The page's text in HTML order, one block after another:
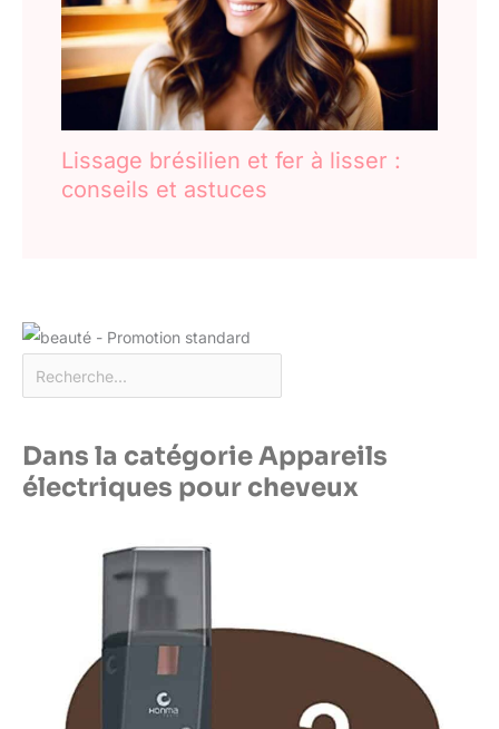
Lissage brésilien et fer à lisser :
conseils et astuces
Dans la catégorie Appareils
électriques pour cheveux